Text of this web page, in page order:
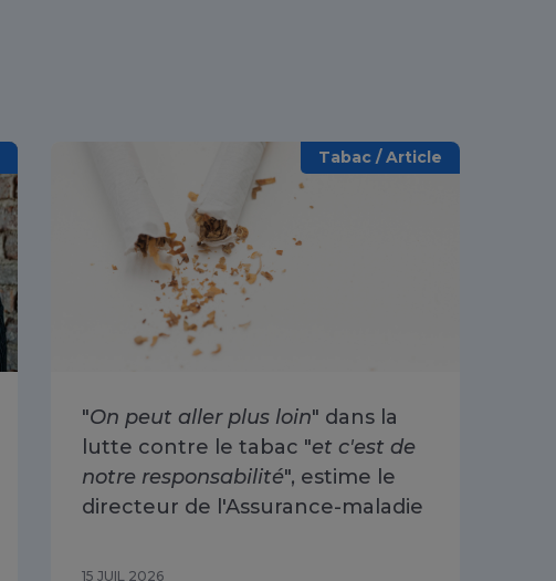
Tabac / Article
"On peut aller plus loin" dans la
lutte contre le tabac "et c'est de
notre responsabilité", estime le
directeur de l'Assurance-maladie
15 JUIL 2026